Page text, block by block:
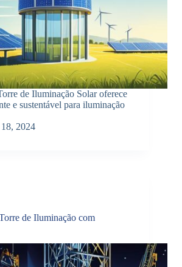
de Iluminação Solar oferece
e sustentável para iluminação
2024
de Iluminação com